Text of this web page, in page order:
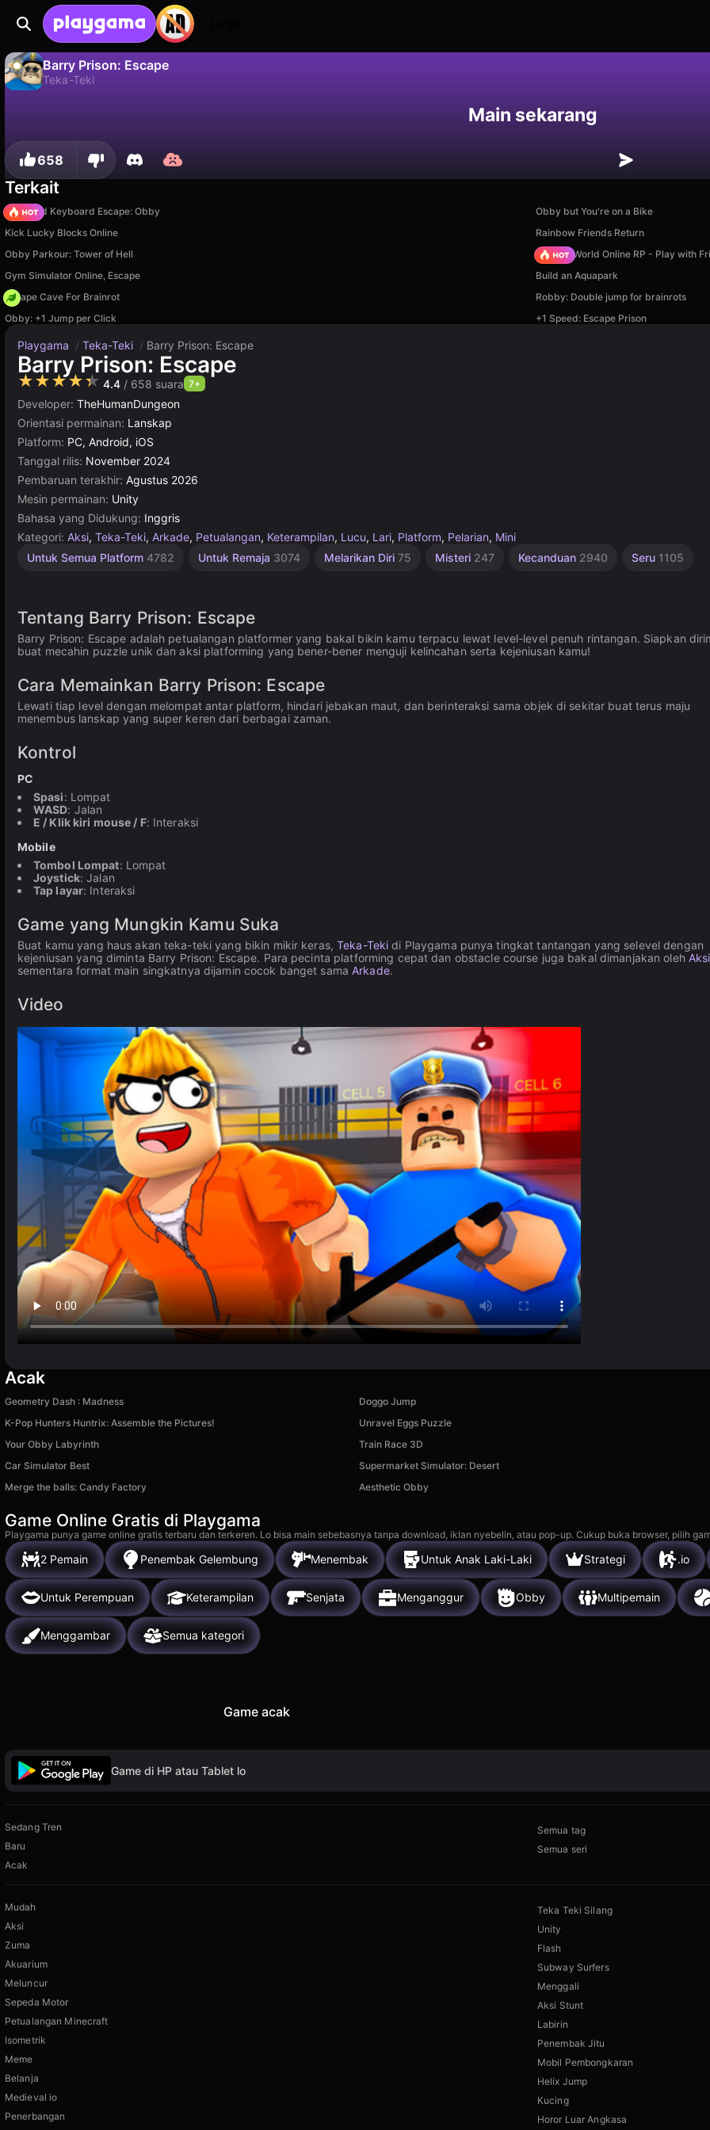
Barry Prison: Escape
Teka-Teki
Main sekarang
658
Terkait
+1 Speed Keyboard Escape: Obby
Obby but You're on a Bike
Kick Lucky Blocks Online
Rainbow Friends Return
Obby Parkour: Tower of Hell
Sprunki World Online RP - Play with
Gym Simulator Online, Escape
Build an Aquapark
Escape Cave For Brainrot
Robby: Double jump for brainrots
Obby: +1 Jump per Click
+1 Speed: Escape Prison
Playgama / Teka-Teki / Barry Prison: Escape
Barry Prison: Escape
★★★★★ 4.4 / 658 suara 7+
Developer: TheHumanDungeon
Orientasi permainan: Lanskap
Platform: PC, Android, iOS
Tanggal rilis: November 2024
Pembaruan terakhir: Agustus 2026
Mesin permainan: Unity
Bahasa yang Didukung: Inggris
Kategori: Aksi, Teka-Teki, Arkade, Petualangan, Keterampilan, Lucu, Lari, Platform, Pelarian, Mini
Untuk Semua Platform 4782 Untuk Remaja 3074 Melarikan Diri 75 Misteri 247 Kecanduan 2940 Seru 1105
Kategori
Roblox
Stealth
Rintangan
Melompat
Mengumpulkan
1
Indie
Untuk
Piksel
Unity
Tentang Barry Prison: Escape
Barry Prison: Escape adalah petualangan platformer yang bakal bikin kamu terpacu lewat level-level penuh rintangan. Siapkan
buat mecahin puzzle unik dan aksi platforming yang bener-bener menguji kelincahan serta kejeniusan kamu!
Cara Memainkan Barry Prison: Escape
Lewati tiap level dengan melompat antar platform, hindari jebakan maut, dan berinteraksi sama objek di sekitar buat terus maju
menembus lanskap yang super keren dari berbagai zaman.
Kontrol
PC
Spasi: Lompat
WASD: Jalan
E / Klik kiri mouse / F: Interaksi
Mobile
Tombol Lompat: Lompat
Joystick: Jalan
Tap layar: Interaksi
Game yang Mungkin Kamu Suka
Buat kamu yang haus akan teka-teki yang bikin mikir keras,Teka-Teki di Playgama punya tingkat tantangan yang selevel dengan
kejeniusan yang diminta Barry Prison: Escape. Para pecinta platforming cepat dan obstacle course juga bakal dimanjakan oleh Aksi
sementara format main singkatnya dijamin cocok banget samaArkade.
Video
Acak
Geometry Dash : Madness
Doggo Jump
K-Pop Hunters Huntrix: Assemble the Pictures!
Unravel Eggs Puzzle
Your Obby Labyrinth
Train Race 3D
Car Simulator Best
Supermarket Simulator: Desert
Merge the balls: Candy Factory
Aesthetic Obby
Game Online Gratis di Playgama
Playgama punya game online gratis terbaru dan terkeren. Lo bisa main sebebasnya tanpa download, iklan nyebelin, atau pop-up. Cukup buka browser, pilih
2 Pemain Penembak Gelembung Menembak Untuk Anak Laki-Laki Strategi .io
Untuk Perempuan Keterampilan Senjata Menganggur Obby Multipemain
Menggambar Semua kategori
Game acak
Game di HP atau Tablet lo
Sedang Tren
Baru
Acak
Semua tag
Semua seri
Mudah
Aksi
Zuma
Akuarium
Meluncur
Sepeda Motor
Petualangan Minecraft
Isometrik
Meme
Belanja
Medieval io
Penerbangan
Teka Teki Silang
Unity
Flash
Subway Surfers
Menggali
Aksi Stunt
Labirin
Penembak Jitu
Mobil Pembongkaran
Helix Jump
Kucing
Horor Luar Angkasa